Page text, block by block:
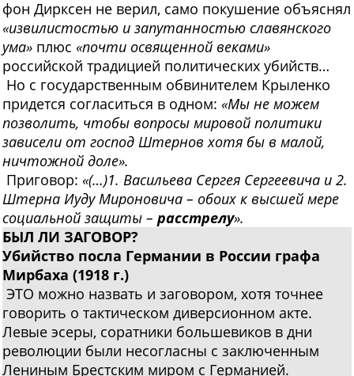
фон Дирксен не верил, само покушение объяснял
«извилистостью и запутанностью славянского
ума» плюс «почти освященной веками»
российской традицией политических убийств…
Но с государственным обвинителем Крыленко
придется согласиться в одном: «Мы не можем
позволить, чтобы вопросы мировой политики
зависели от господ Штернов хотя бы в малой,
ничтожной доле».
Приговор: «(…)1. Васильева Сергея Сергеевича и 2.
Штерна Иуду Мироновича – обоих к высшей мере
социальной защиты – расстрелу».
БЫЛ ЛИ ЗАГОВОР?
Убийство посла Германии в России графа
Мирбаха (1918 г.)
ЭТО можно назвать и заговором, хотя точнее
говорить о тактическом диверсионном акте.
Левые эсеры, соратники большевиков в дни
революции были несогласны с заключенным
Лениным Брестским миром с Германией.